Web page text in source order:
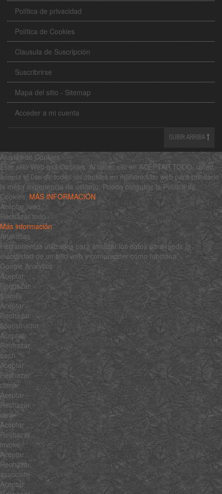
Política de privacidad
Política de Cookies
Clausula de Suscripción
Suscribrirse
Mapa del sitio - Sitemap
Acceder a mi cuenta
SUBIR ARRIBA
Ajustes de Cookies
Este sitio Web usa Cookies. Al hacer clic en ACEPTAR TODO, usted
acepta el uso de todas las cookies en nuestro sitio web para brindarle
la mejor experiencia de usuario. Puede consultar la Política de
Cookies: MÁS INFORMACIÓN
Aceptar todo
Rechazar todo
Más información
Analíticas
Herramientas utilizadas para analizar los datos para medir la
efectividad de un sitio web y comprender cómo funciona.
Google Analytics
Aceptar
Rechazar
$family
Aceptar
Rechazar
$constructor
Aceptar
Rechazar
each
Aceptar
Rechazar
clone
Aceptar
Rechazar
clean
Aceptar
Rechazar
invoke
Aceptar
Rechazar
associate
Aceptar